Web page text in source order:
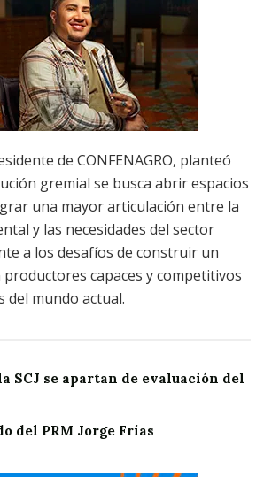
de CONFENAGRO, planteó
gremial se busca abrir espacios
una mayor articulación entre la
y las necesidades del sector
a los desafíos de construir un
capaces y competitivos
del mundo actual.
SCJ se apartan de evaluación del
del PRM Jorge Frías